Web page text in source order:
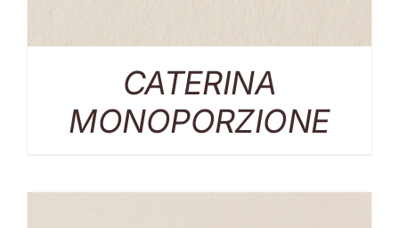
CATERINA
MONOPORZIONE